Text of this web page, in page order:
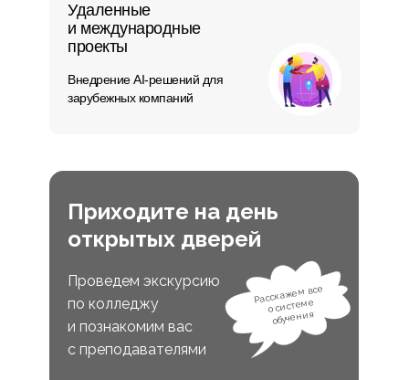
Удаленные
и международные
проекты
Внедрение AI-решений для
зарубежных компаний
Приходите на день
открытых дверей
Проведем экскурсию
по колледжу
и познакомим вас
с преподавателями
Расскажем все
о системе
обучения